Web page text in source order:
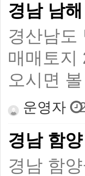
경남 남해
경산남도
매매토지
오시면
운영자
경남 함양
경남 함